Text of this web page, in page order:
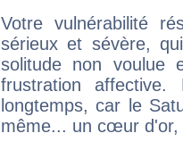
Votre vulnérabilité
sérieux et sévère,
solitude non voulue
frustration
longtemps, car le
même... un cœur d'or,